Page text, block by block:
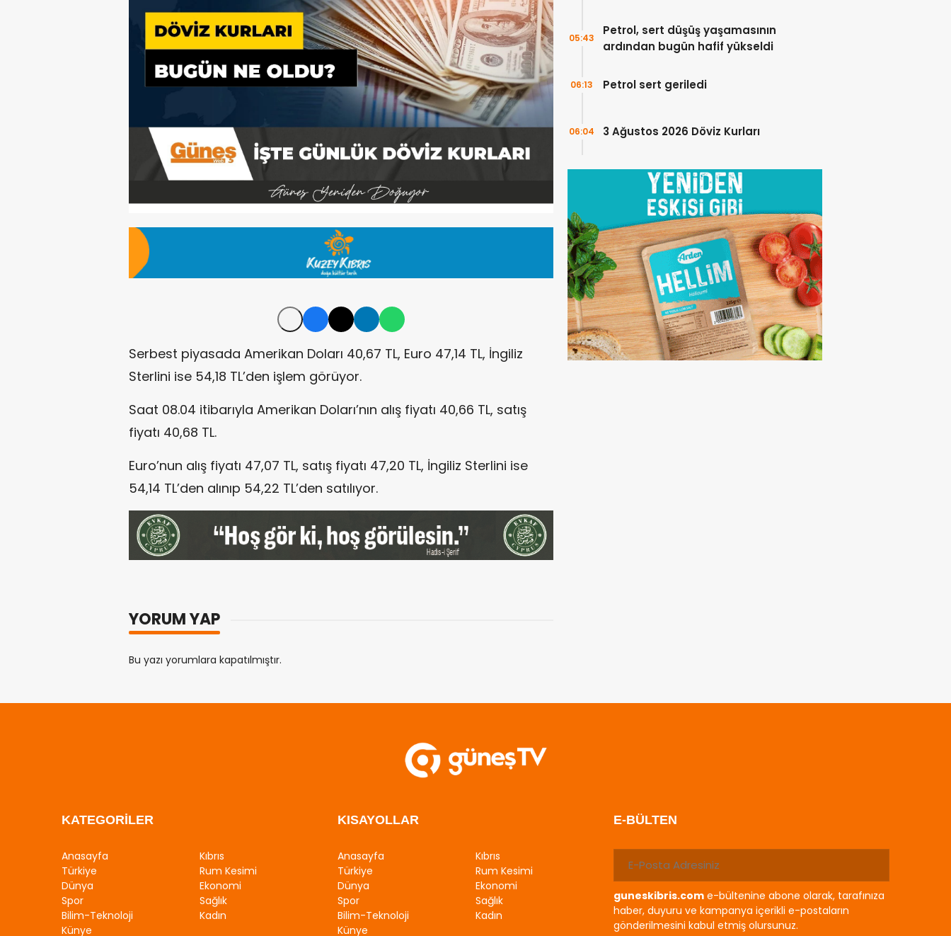
Serbest piyasada Amerikan Doları 40,67 TL, Euro 47,14 TL, İngiliz
Sterlini ise 54,18 TL’den işlem görüyor.
Saat 08.04 itibarıyla Amerikan Doları’nın alış fiyatı 40,66 TL, satış
fiyatı 40,68 TL.
Euro’nun alış fiyatı 47,07 TL, satış fiyatı 47,20 TL, İngiliz Sterlini ise
54,14 TL’den alınıp 54,22 TL’den satılıyor.
YORUM YAP
Bu yazı yorumlara kapatılmıştır.
Petrol, sert düşüş yaşamasının
ardından bugün hafif yükseldi
05:43
Petrol sert geriledi
06:13
3 Ağustos 2026 Döviz Kurları
06:04
KATEGORİLER
Anasayfa
Kıbrıs
Türkiye
Rum Kesimi
Dünya
Ekonomi
Spor
Sağlık
Bilim-Teknoloji
Kadın
Künye
KISAYOLLAR
Anasayfa
Kıbrıs
Türkiye
Rum Kesimi
Dünya
Ekonomi
Spor
Sağlık
Bilim-Teknoloji
Kadın
Künye
E-BÜLTEN
guneskibris.com e-bültenine abone olarak, tarafınıza
haber, duyuru ve kampanya içerikli e-postaların
gönderilmesini kabul etmiş olursunuz.